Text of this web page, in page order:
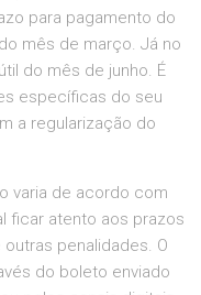
para pagamento do
mês de março. Já no
do mês de junho. É
específicas do seu
a regularização do
varia de acordo com
ficar atento aos prazos
penalidades. O
do boleto enviado